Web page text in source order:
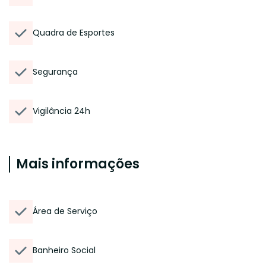
Quadra de Esportes
Segurança
Vigilância 24h
Mais informações
Área de Serviço
Banheiro Social